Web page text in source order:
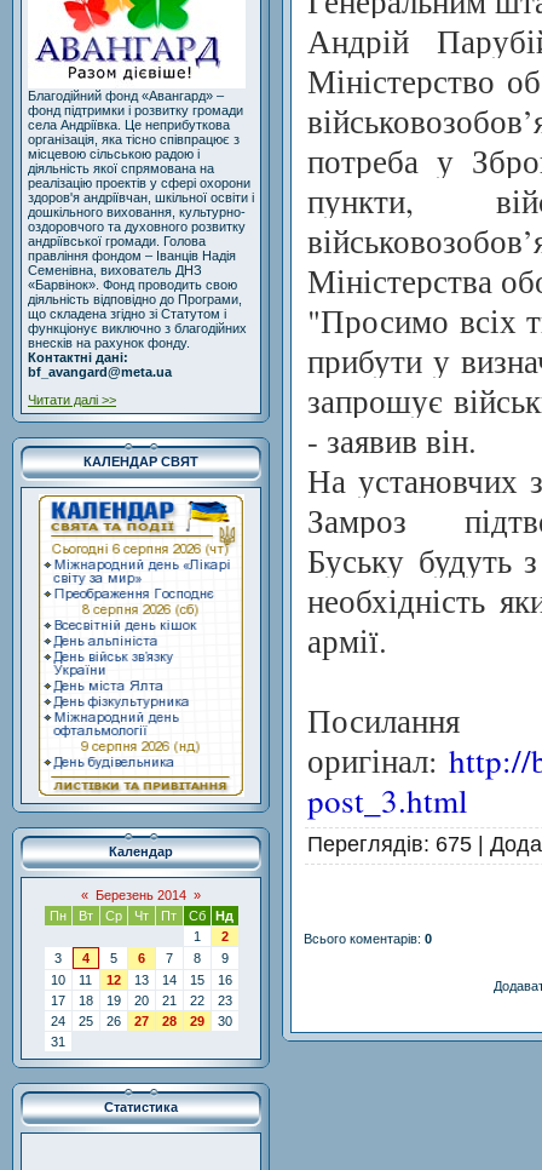
Благодійний фонд «Авангард» –
фонд підтримки і розвитку громади
села Андріївка. Це неприбуткова
організація, яка тісно співпрацює з
місцевою сільською радою і
діяльність якої спрямована на
реалізацію проектів у сфері охорони
здоров'я андріївчан, шкільної освіти і
дошкільного виховання, культурно-
оздоровчого та духовного розвитку
андріївської громади. Голова
правління фондом – Іванців Надія
Семенівна, вихователь ДНЗ
«Барвінок». Фонд проводить свою
діяльність відповідно до Програми,
що складена згідно зі Статутом і
функціонує виключно з благодійних
внесків на рахунок фонду.
Контактні дані:
bf_avangard@meta.ua
Читати далі >>
КАЛЕНДАР СВЯТ
Календар
« Березень 2014 »
Пн
Вт Ср Чт Пт Сб
Нд
1
2
3
4 5 6 7 8
9
10
11 12 13 14 15
16
17
18 19 20 21 22
23
24
25 26 27 28 29
30
31
Статистика
Андрій
Міністерство
потреба у
пункти,
Міністерства
"Просимо всіх
прибути у
запрошує
- заявив він.
На
Замроз
Буську будуть
необхідність
армії.
оригінал: http://
post_3.html
Переглядів: 675 |
Всього коментарів: 0